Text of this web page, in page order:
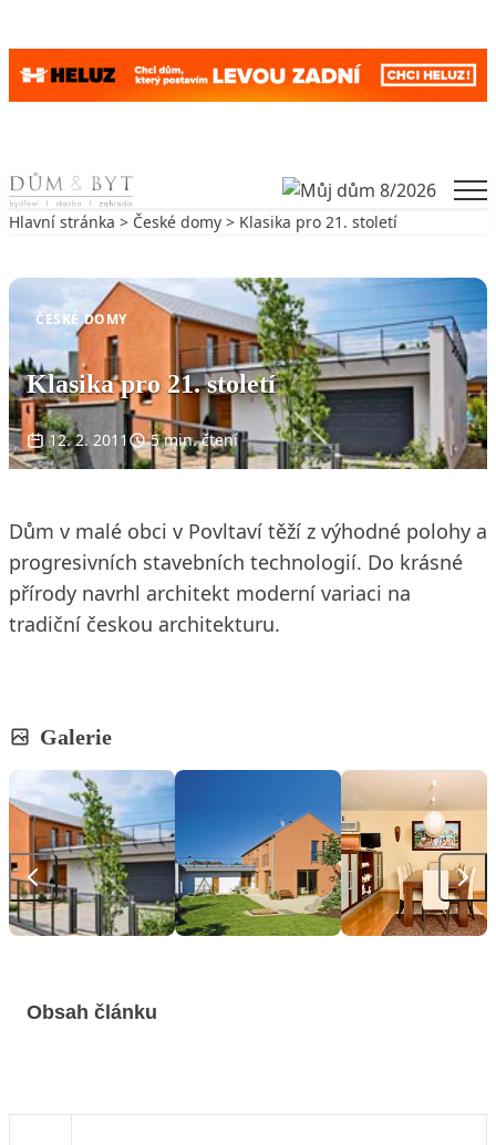
Skip to content
Hlavní stránka > České domy > Klasika pro 21. století
ČESKÉ DOMY
Klasika pro 21. století
12. 2. 2011 5 min. čtení
Dům v malé obci v Povltaví těží z výhodné polohy a
progresivních stavebních technologií. Do krásné
přírody navrhl architekt moderní variaci na
tradiční českou architekturu.
Galerie
Obsah článku